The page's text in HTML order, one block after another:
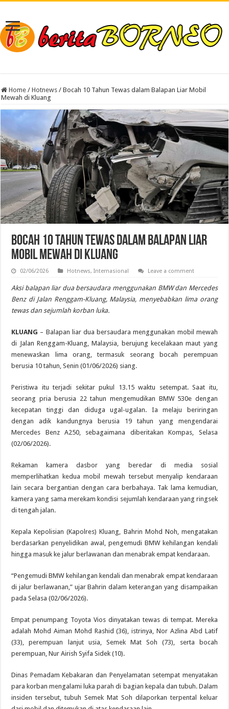
Home / Hotnews / Bocah 10 Tahun Tewas dalam Balapan Liar Mobil
Mewah di Kluang
Bocah 10 Tahun Tewas dalam Balapan Liar
Mobil Mewah di Kluang
02/06/2026 Hotnews,Internasional Leave a comment
Aksi balapan liar dua bersaudara menggunakan BMW dan Mercedes
Benz di Jalan Renggam-Kluang, Malaysia, menyebabkan lima orang
tewas dan sejumlah korban luka.
KLUANG – Balapan liar dua bersaudara menggunakan mobil mewah
di Jalan Renggam-Kluang, Malaysia, berujung kecelakaan maut yang
menewaskan lima orang, termasuk seorang bocah perempuan
berusia 10 tahun, Senin (01/06/2026) siang.
Peristiwa itu terjadi sekitar pukul 13.15 waktu setempat. Saat itu,
seorang pria berusia 22 tahun mengemudikan BMW 530e dengan
kecepatan tinggi dan diduga ugal-ugalan. Ia melaju beriringan
dengan adik kandungnya berusia 19 tahun yang mengendarai
Mercedes Benz A250, sebagaimana diberitakan Kompas, Selasa
(02/06/2026).
Rekaman kamera dasbor yang beredar di media sosial
memperlihatkan kedua mobil mewah tersebut menyalip kendaraan
lain secara bergantian dengan cara berbahaya. Tak lama kemudian,
kamera yang sama merekam kondisi sejumlah kendaraan yang ringsek
di tengah jalan.
Kepala Kepolisian (Kapolres) Kluang, Bahrin Mohd Noh, mengatakan
berdasarkan penyelidikan awal, pengemudi BMW kehilangan kendali
hingga masuk ke jalur berlawanan dan menabrak empat kendaraan.
“Pengemudi BMW kehilangan kendali dan menabrak empat kendaraan
di jalur berlawanan,” ujar Bahrin dalam keterangan yang disampaikan
pada Selasa (02/06/2026).
Empat penumpang Toyota Vios dinyatakan tewas di tempat. Mereka
adalah Mohd Aiman Mohd Rashid (36), istrinya, Nor Azlina Abd Latif
(33), perempuan lanjut usia, Semek Mat Soh (73), serta bocah
perempuan, Nur Airish Syifa Sidek (10).
Dinas Pemadam Kebakaran dan Penyelamatan setempat menyatakan
para korban mengalami luka parah di bagian kepala dan tubuh. Dalam
insiden tersebut, tubuh Semek Mat Soh dilaporkan terpental keluar